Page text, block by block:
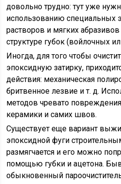
довольно трудно: тут уже
использованию
растворов и мягких
структуре губок (войлочных
Иногда, для того чтобы
эпоксидную затирку,
действия: механическая
бритвенное лезвие и т. д.
методов чревато
керамики и самих швов.
Существует еще вариант
эпоксидной фуги
размягчается и его можно
помощью губки и ацетона.
обыкновенный